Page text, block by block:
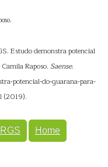
Estudo demonstra potencial
Raposo. Saense.
potencial-do-guarana-para-
(2019).
Home